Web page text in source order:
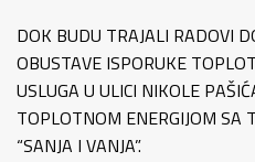
DOK BUDU TRAJALI RADOVI
OBUSTAVE ISPORUKE
USLUGA U ULICI NIKOLE
TOPLOTNOM ENERGIJOM SA
“SANJA I VANJA”.